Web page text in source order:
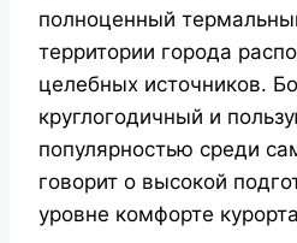
полноценный
территории города
целебных источников.
круглогодичный и
популярностью среди
говорит о высокой
уровне комфорте